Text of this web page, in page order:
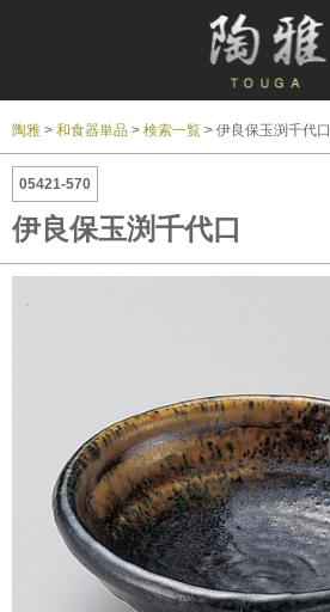
陶雅 > 和食器単品 > 検索一覧 > 伊良保玉渕千代口
05421-570
伊良保玉渕千代口